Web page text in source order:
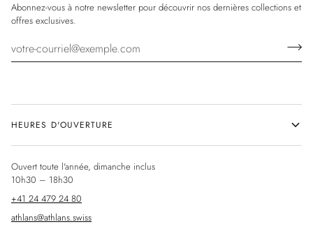
Abonnez-vous à notre newsletter pour découvrir nos dernières collections et
offres exclusives.
HEURES D'OUVERTURE
Ouvert toute l'année, dimanche inclus
10h30 – 18h30
+41 24 479 24 80
athlans@athlans.swiss